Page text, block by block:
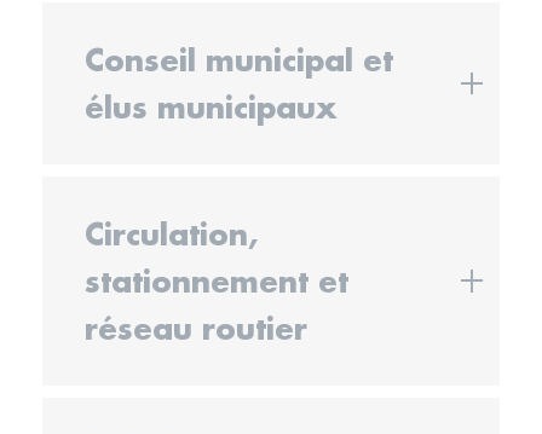
Conseil municipal et
élus municipaux
Circulation,
stationnement et
réseau routier